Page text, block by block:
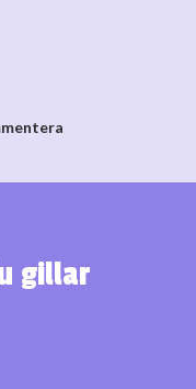
gillar